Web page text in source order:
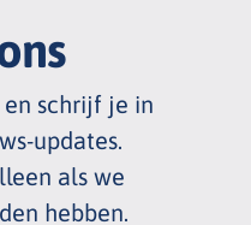
schrijf je in
-updates.
als we
hebben.